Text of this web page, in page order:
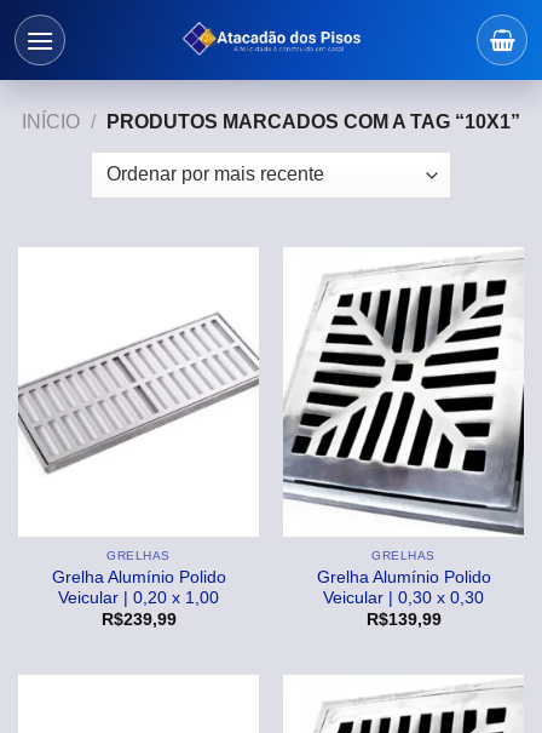
Skip
INÍCIO / PRODUTOS MARCADOS COM A TAG “10X1”
GRELHAS
Grelha Alumínio Polido
Veicular | 0,20 x 1,00
R$239,99
GRELHAS
Grelha Alumínio Polido
Veicular | 0,30 x 0,30
R$139,99